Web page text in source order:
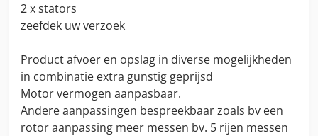
2 x stators
zeefdek uw verzoek
Product afvoer en opslag in diverse mogelijkheden
in combinatie extra gunstig geprijsd
Motor vermogen aanpasbaar.
Andere aanpassingen bespreekbaar zoals bv een
rotor aanpassing meer messen bv. 5 rijen messen